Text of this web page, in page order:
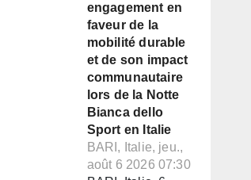
engagement en
faveur de la
mobilité durable
et de son impact
communautaire
lors de la Notte
Bianca dello
Sport en Italie
BARI, Italie, jeu.,
août 6 2026 07:30